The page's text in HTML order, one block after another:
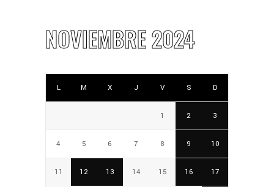
NOVIEMBRE 2024
L M X J V S D
1 2 3
4 5 6 7 8 9 10
11 12 13 14 15 16 17